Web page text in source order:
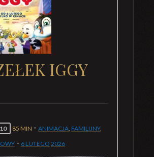
IGGY
85 MIN - ANIMACJA, FAMILIJNY,
- 6 LUTEGO 2026